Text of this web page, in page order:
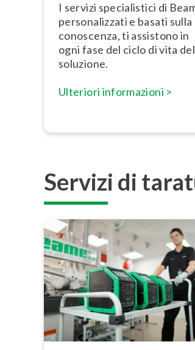
I servizi spe­cia­li­sti­ci di
per­so­na­liz­za­ti e basati sulla
conoscenza, ti assistono in
ogni fase del ciclo di vita
soluzione.
Ulteriori in­for­ma­zio­ni >
Servizi di